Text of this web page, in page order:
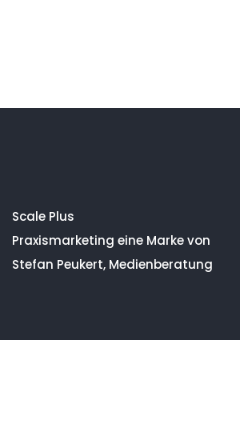
Scale Plus
Praxismarketing eine Marke von
Stefan Peukert, Medienberatung